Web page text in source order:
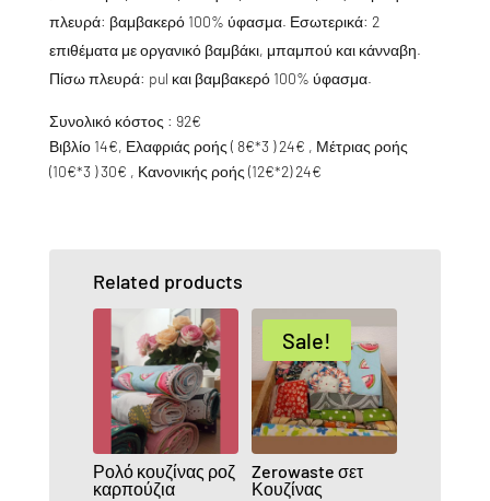
πλευρά: βαμβακερό 100% ύφασμα. Εσωτερικά: 2
επιθέματα με οργανικό βαμβάκι, μπαμπού και κάνναβη.
Πίσω πλευρά: pul και βαμβακερό 100% ύφασμα.
Συνολικό κόστος : 92€
Βιβλίο 14€, Ελαφριάς ροής ( 8€*3 ) 24€ , Μέτριας ροής
(10€*3 ) 30€ , Κανονικής ροής (12€*2) 24€
Related products
Ρολό κουζίνας ροζ
καρπούζια
Sale!
Zerowaste σετ
Κουζίνας